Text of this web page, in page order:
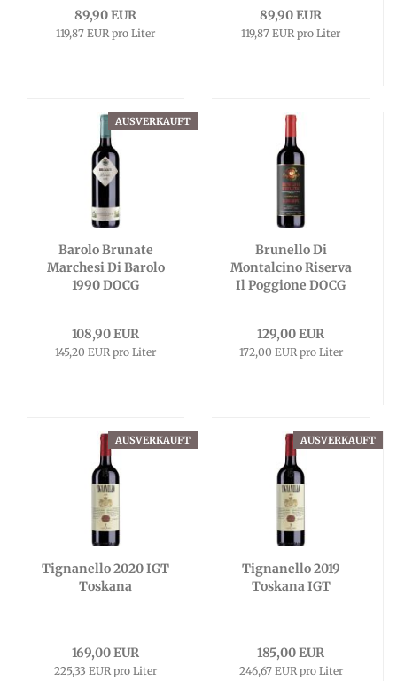
89,90 EUR
119,87 EUR pro Liter
89,90 EUR
119,87 EUR pro Liter
AUSVERKAUFT
Barolo Brunate
Marchesi Di Barolo
1990 DOCG
108,90 EUR
145,20 EUR pro Liter
Brunello Di
Montalcino Riserva
Il Poggione DOCG
129,00 EUR
172,00 EUR pro Liter
AUSVERKAUFT
Tignanello 2020 IGT
Toskana
169,00 EUR
225,33 EUR pro Liter
AUSVERKAUFT
Tignanello 2019
Toskana IGT
185,00 EUR
246,67 EUR pro Liter